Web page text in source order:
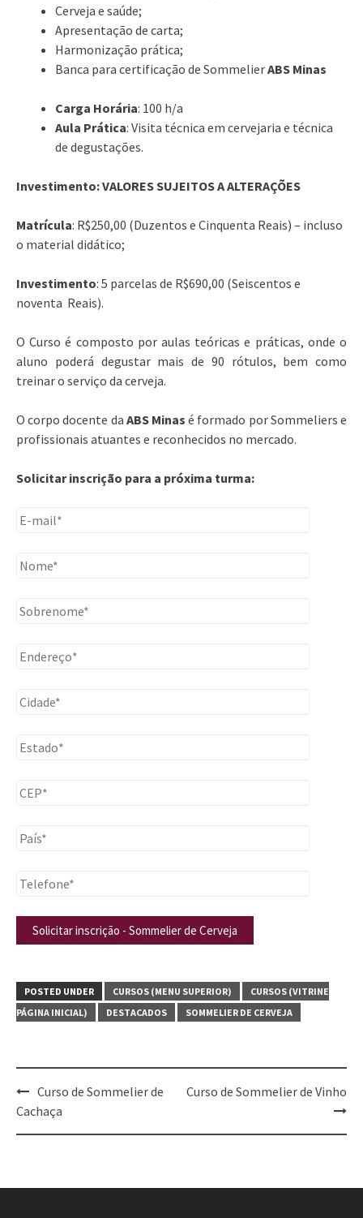
Cerveja e saúde;
Apresentação de carta;
Harmonização prática;
Banca para certificação de SommelierABS Minas
Carga Horária: 100 h/a
Aula Prática: Visita técnica em cervejaria e técnica
de degustações.
Investimento: VALORES SUJEITOS A ALTERAÇÕES
Matrícula: R$250,00 (Duzentos e Cinquenta Reais) – incluso
o material didático;
Investimento: 5 parcelas de R$690,00 (Seiscentos e
noventa Reais).
O Curso é composto por aulas teóricas e práticas, onde o
aluno poderá degustar mais de 90 rótulos, bem como
treinar o serviço da cerveja.
O corpo docente da ABS Minas é formado por Sommeliers e
profissionais atuantes e reconhecidos no mercado.
Solicitar inscrição para a próxima turma:
POSTED UNDER CURSOS (MENU SUPERIOR)
CURSOS (VITRINE
PÁGINA INICIAL)
DESTACADOS SOMMELIER DE CERVEJA
Post
navigation
Curso de Sommelier de
Cachaça
Curso de Sommelier de Vinho